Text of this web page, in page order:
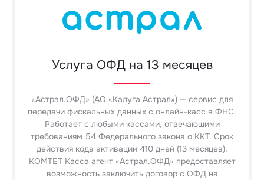
Услуга ОФД на 13 месяцев
«Астрал.ОФД» (АО «Калуга Астрал») — сервис для
передачи фискальных данных с онлайн-касс в ФНС.
Работает с любыми кассами, отвечающими
требованиям 54 Федерального закона о ККТ. Срок
действия кода активации 410 дней (13 месяцев).
КОМТЕТ Касса агент «Астрал.ОФД» предоставляет
возможность заключить договор с ОФД на